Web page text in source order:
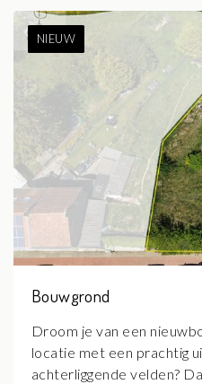
NIEUW
Bouwgrond
Droom je van een
locatie met een prachtig
achterliggende velden?